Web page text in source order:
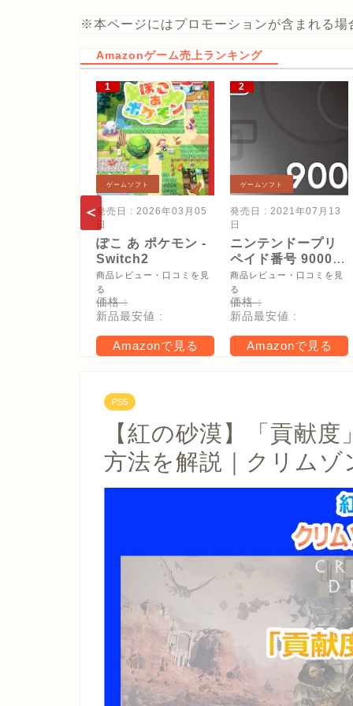
※本ページにはプロモーションが含まれる場
Amazonゲーム売上ランキング
ゲームソフト
発売日 : 2026年03月05
日
ぽこ あ ポケモン -
Switch2
商品レビュー・口コミを見
る
価格 :
新品最安値 :
Amazonで見る
ゲームソフト
発売日 : 2021年07月13
日
ニンテンドープリ
ペイド番号 9000
円|オンラインコー
ド版
商品レビュー・口コミを見
る
価格 :
新品最安値 :
Amazonで見る
PS5
【紅の砂漠】「貢献
方法を解説｜クリムゾ